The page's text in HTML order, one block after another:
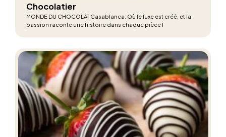
Chocolatier
MONDE DU CHOCOLAT Casablanca: Où le luxe est créé, et la
passion raconte une histoire dans chaque pièce !